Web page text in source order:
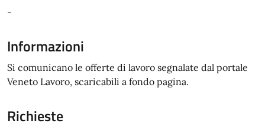
-
Informazioni
Si comunicano le offerte di lavoro segnalate dal portale
Veneto Lavoro, scaricabili a fondo pagina.
Richieste